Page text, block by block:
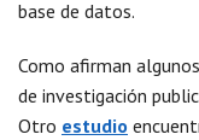
base de datos.
Como afirman
de investigación
Otro estudio